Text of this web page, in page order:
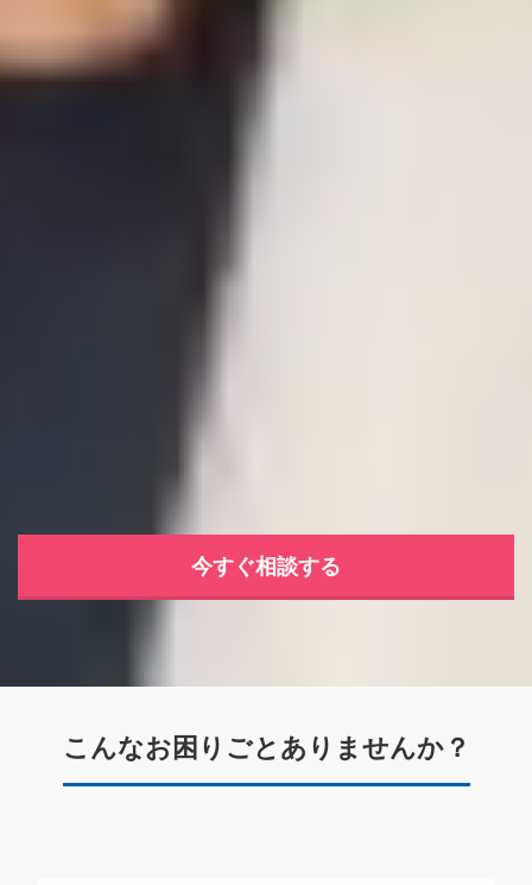
今すぐ相談する
こんなお困りごとありませんか？